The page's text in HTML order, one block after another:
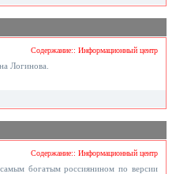
Содержание:: Информационный центр
Логинова.
Содержание:: Информационный центр
богатым россиянином по версии